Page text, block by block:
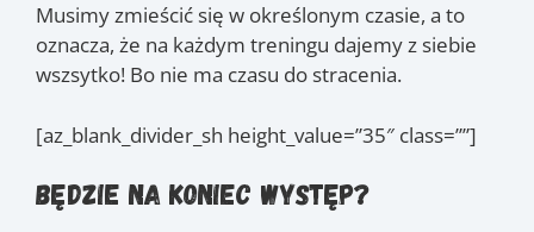
Musimy zmieścić się w określonym czasie, a to
oznacza, że na każdym treningu dajemy z siebie
wszsytko! Bo nie ma czasu do stracenia.
[az_blank_divider_sh height_value=”35″ class=””]
Będzie na koniec występ?